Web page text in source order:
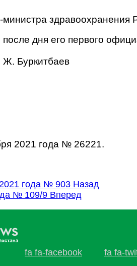
здравоохранения
дня его первого
Буркитбаев
2021 года № 26221.
года № 903 Назад
№ 109/9 Вперед
fa fa-facebook fa fa-